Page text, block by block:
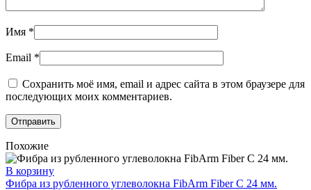
Имя *
Email *
Сохранить моё имя, email и адрес сайта в этом браузере для
последующих моих комментариев.
Похожие
В корзину
Фибра из рубленного углеволокна FibArm Fiber С 24 мм.